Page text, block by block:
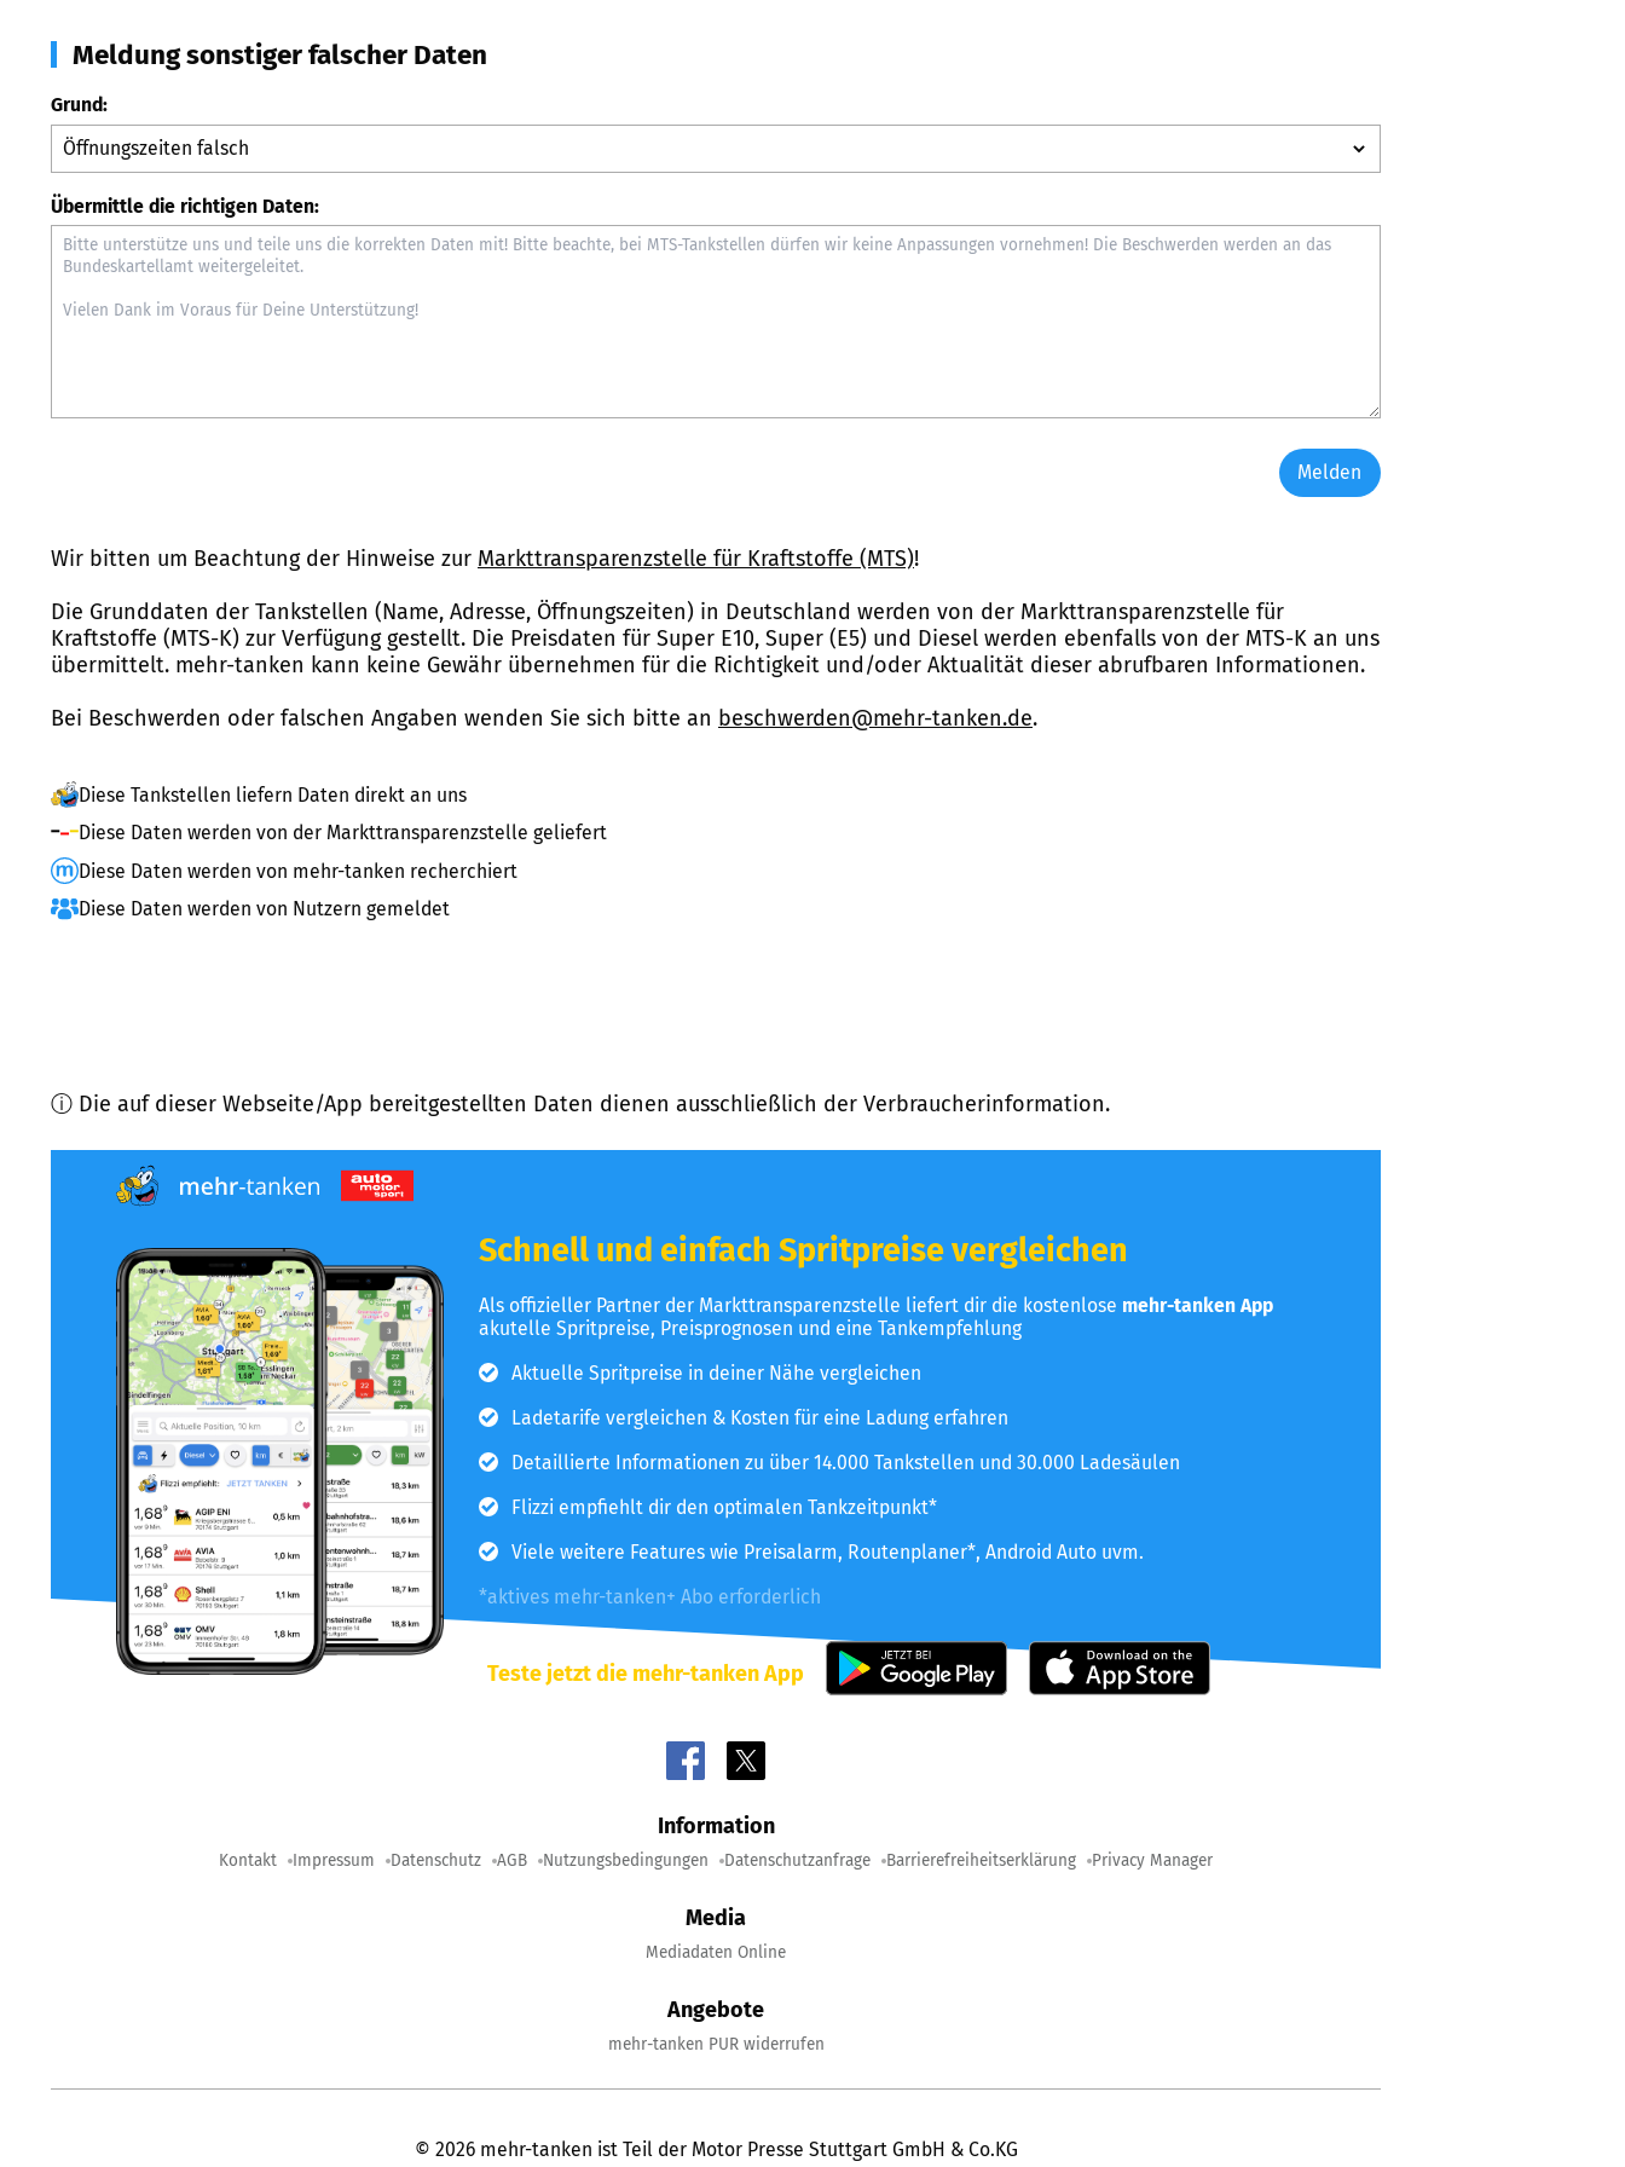
Meldung sonstiger falscher Daten
Grund:
Übermittle die richtigen Daten:
Melden
Wir bitten um Beachtung der Hinweise zur Markttransparenzstelle für Kraftstoffe (MTS)!
Die Grunddaten der Tankstellen (Name, Adresse, Öffnungszeiten) in Deutschland werden von der Markttransparenzstelle für
Kraftstoffe (MTS-K) zur Verfügung gestellt. Die Preisdaten für Super E10, Super (E5) und Diesel werden ebenfalls von der MTS-K an uns
übermittelt. mehr-tanken kann keine Gewähr übernehmen für die Richtigkeit und/oder Aktualität dieser abrufbaren Informationen.
Bei Beschwerden oder falschen Angaben wenden Sie sich bitte an beschwerden@mehr-tanken.de.
Diese Tankstellen liefern Daten direkt an uns
Diese Daten werden von der Markttransparenzstelle geliefert
Diese Daten werden von mehr-tanken recherchiert
Diese Daten werden von Nutzern gemeldet
ⓘ Die auf dieser Webseite/App bereitgestellten Daten dienen ausschließlich der Verbraucherinformation.
Schnell und einfach Spritpreise vergleichen
Als offizieller Partner der Markttransparenzstelle liefert dir die kostenlose mehr-tanken App
akutelle Spritpreise, Preisprognosen und eine Tankempfehlung
Aktuelle Spritpreise in deiner Nähe vergleichen
Ladetarife vergleichen & Kosten für eine Ladung erfahren
Detaillierte Informationen zu über 14.000 Tankstellen und 30.000 Ladesäulen
Flizzi empfiehlt dir den optimalen Tankzeitpunkt*
Viele weitere Features wie Preisalarm, Routenplaner*, Android Auto uvm.
*aktives mehr-tanken+ Abo erforderlich
Teste jetzt die mehr-tanken App
Information
Kontakt Impressum Datenschutz AGB Nutzungsbedingungen Datenschutzanfrage Barrierefreiheitserklärung Privacy Manager
Media
Mediadaten Online
Angebote
mehr-tanken PUR widerrufen
© 2026 mehr-tanken ist Teil der Motor Presse Stuttgart GmbH & Co.KG